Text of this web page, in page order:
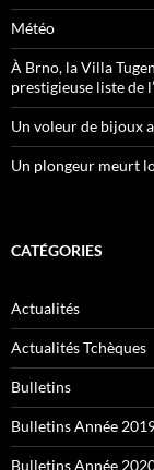
Météo
À Brno, la Villa
prestigieuse liste de
Un voleur de bijoux
Un plongeur meurt
CATÉGORIES
Actualités
Actualités Tchèques
Bulletins
Bulletins Année
Bulletins Année